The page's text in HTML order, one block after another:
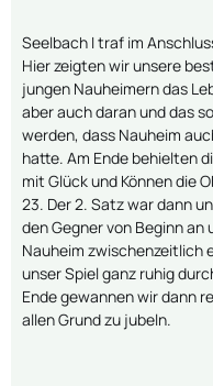
Seelbach I traf im
Hier zeigten wir unsere
jungen Nauheimern das
aber auch daran und das
werden, dass Nauheim
hatte. Am Ende behielten
mit Glück und Können die
23. Der 2. Satz war dann
den Gegner von Beginn an
Nauheim zwischenzeitlich
unser Spiel ganz ruhig
Ende gewannen wir dann
allen Grund zu jubeln.